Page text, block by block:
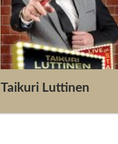
Taikuri Luttinen